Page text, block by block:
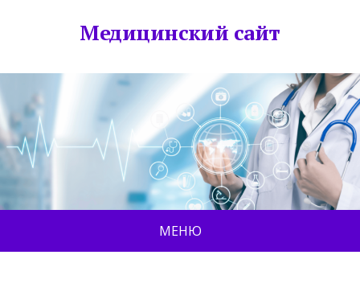
Медицинский сайт
МЕНЮ